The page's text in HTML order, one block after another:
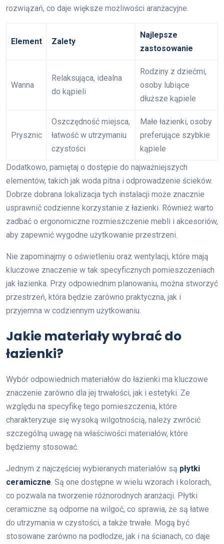
rozwiązań, co daje większe możliwości aranżacyjne.
Element Zalety
Najlepsze
zastosowanie
Wanna
Relaksująca, idealna
do kąpieli
Rodziny z dziećmi,
osoby lubiące
dłuższe kąpiele
Prysznic
Oszczędność miejsca,
łatwość w utrzymaniu
czystości
Małe łazienki, osoby
preferujące szybkie
kąpiele
Dodatkowo, pamiętaj o dostępie do najważniejszych
elementów, takich jak woda pitna i odprowadzenie ścieków.
Dobrze dobrana lokalizacja tych instalacji może znacznie
usprawnić codzienne korzystanie z łazienki. Również warto
zadbać o ergonomiczne rozmieszczenie mebli i akcesoriów,
aby zapewnić wygodne użytkowanie przestrzeni.
Nie zapominajmy o oświetleniu oraz wentylacji, które mają
kluczowe znaczenie w tak specyficznych pomieszczeniach
jak łazienka. Przy odpowiednim planowaniu, można stworzyć
przestrzeń, która będzie zarówno praktyczna, jak i
przyjemna w codziennym użytkowaniu.
Jakie materiały wybrać do
łazienki?
Wybór odpowiednich materiałów do łazienki ma kluczowe
znaczenie zarówno dla jej trwałości, jak i estetyki. Ze
względu na specyfikę tego pomieszczenia, które
charakteryzuje się wysoką wilgotnością, należy zwrócić
szczególną uwagę na właściwości materiałów, które
będziemy stosować.
Jednym z najczęściej wybieranych materiałów są płytki
ceramiczne . Są one dostępne w wielu wzorach i kolorach,
co pozwala na tworzenie różnorodnych aranżacji. Płytki
ceramiczne są odporne na wilgoć, co sprawia, że są łatwe
do utrzymania w czystości, a także trwałe. Mogą być
stosowane zarówno na podłodze, jak i na ścianach, co daje